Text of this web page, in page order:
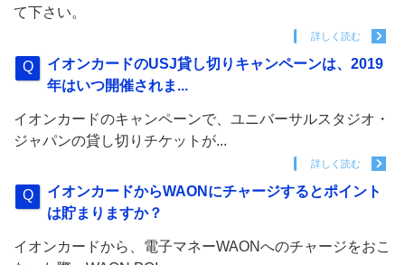
て下さい。
詳しく読む
イオンカードのUSJ貸し切りキャンペーンは、2019
年はいつ開催されま...
イオンカードのキャンペーンで、ユニバーサルスタジオ・
ジャパンの貸し切りチケットが...
詳しく読む
イオンカードからWAONにチャージするとポイント
は貯まりますか？
イオンカードから、電子マネーWAONへのチャージをおこ